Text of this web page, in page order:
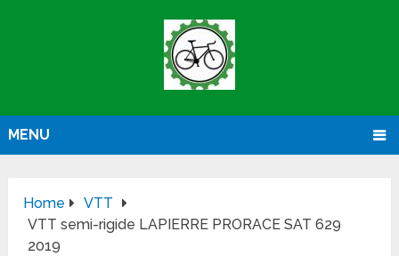
MENU
Home
VTT
VTT semi-rigide LAPIERRE PRORACE SAT 629
2019